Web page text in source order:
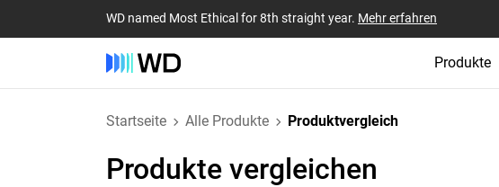
WD named Most Ethical for 8th straight year. Mehr erfahren
Produkte
Startseite Alle Produkte Produktvergleich
Produkte vergleichen